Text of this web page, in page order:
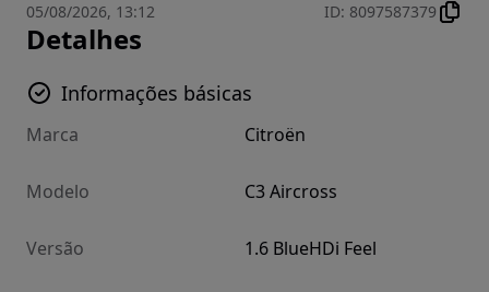
05/08/2026, 13:12 ID: 8097587379
Detalhes
Informações básicas
Marca Citroën
Modelo C3 Aircross
Versão 1.6 BlueHDi Feel